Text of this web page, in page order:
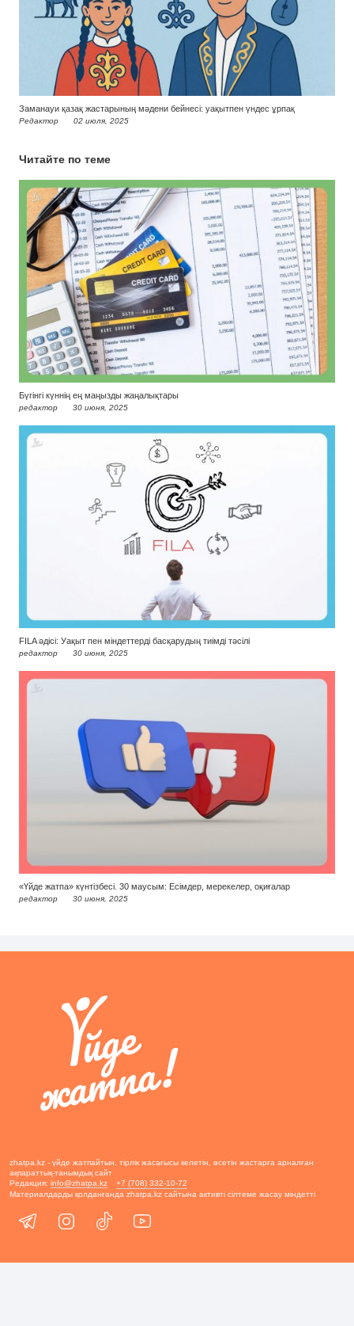
Заманауи қазақ жастарының мәдени бейнесі: уақытпен үндес ұрпақ
Редактор 02 июля, 2025
Читайте по теме
Бүгінгі күннің ең маңызды жаңалықтары
редактор 30 июня, 2025
FILA әдісі: Уақыт пен міндеттерді басқарудың тиімді тәсілі
редактор 30 июня, 2025
«Үйде жатпа» күнтізбесі. 30 маусым: Есімдер, мерекелер, оқиғалар
редактор 30 июня, 2025
zhatpa.kz - үйде жатпайтын, тірлік жасағысы келетін, өсетін жастарға арналған
ақпараттық-танымдық сайт
Редакция: info@zhatpa.kz
+7 (708) 332-10-72
Материалдарды қолданғанда zhatpa.kz сайтына активті сілтеме жасау міндетті